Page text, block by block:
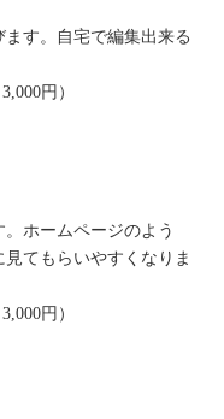
す。自宅で編集出来る
円）
ホームページのよう
てもらいやすくなりま
円）